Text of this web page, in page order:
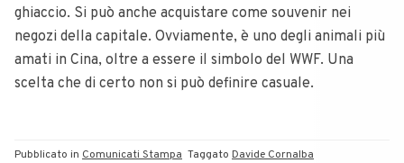
ghiaccio. Si può anche acquistare come souvenir nei
negozi della capitale. Ovviamente, è uno degli animali più
amati in Cina, oltre a essere il simbolo del WWF. Una
scelta che di certo non si può definire casuale.
Pubblicato in Comunicati Stampa Taggato Davide Cornalba